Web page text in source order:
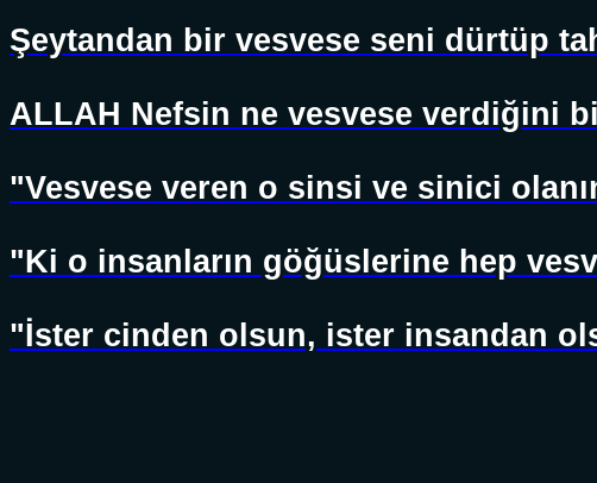
Şeytandan bir vesvese seni dürtüp
ALLAH Nefsin ne vesvese verdiğini
"Vesvese veren o sinsi ve sinici
"Ki o insanların göğüslerine hep
"İster cinden olsun, ister insandan